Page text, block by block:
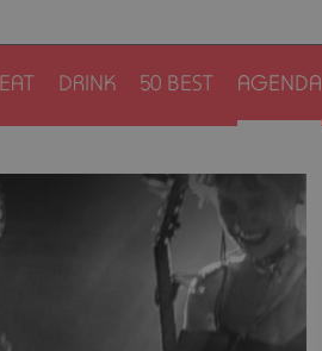
EAT DRINK 50 BEST AGENDA